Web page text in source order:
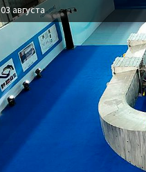
03 августа